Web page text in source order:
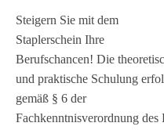
Steigern Sie mit dem
Staplerschein Ihre
Berufschancen! Die
und praktische Schulung
gemäß § 6 der
Fachkenntnisverordnung